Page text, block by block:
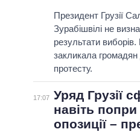
Президент Грузії
Зурабішвілі не
результати
закликала громадян
протесту.
17:07 Уряд Грузії
навіть
опозиції –